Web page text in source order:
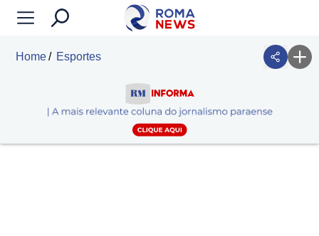
Home Esportes